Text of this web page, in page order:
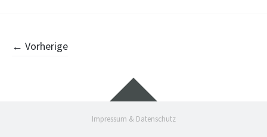
Beiträge-Navigation
← Vorherige
Widgets
Impressum & Datenschutz